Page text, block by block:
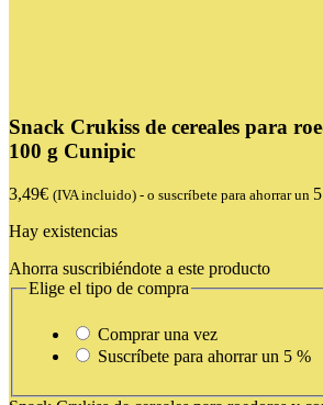
Snack Crukiss de cereales para
100 g Cunipic
3,49€ (IVA incluido) - o suscríbete para ahorrar un
Hay existencias
Ahorra suscribiéndote a este producto
Elige el tipo de compra
Comprar una vez
Suscríbete para ahorrar un 5 %